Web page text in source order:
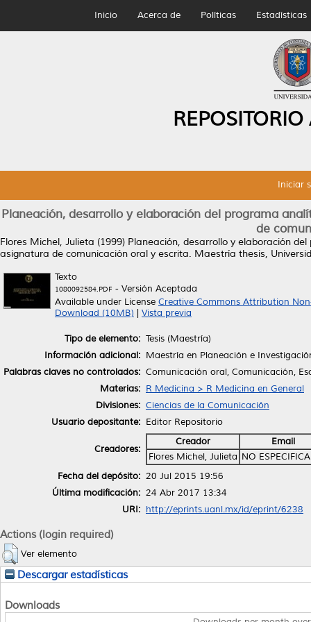
Inicio Acerca de Políticas Estadísticas
Iniciar
Planeación, desarrollo y elaboración del programa
de
Flores Michel, Julieta (1999) Planeación, desarrollo y elaboración
asignatura de comunicación oral y escrita. Maestría thesis,
Texto
1080092584.PDF - Versión Aceptada
Available under License Creative Commons Attribution
Download (10MB)
Vista previa
Tipo de elemento: Tesis (Maestría)
Información adicional: Maestría en Planeación e
Palabras claves no controlados: Comunicación oral, Comunicación,
Materias: R Medicina > R Medicina en General
Divisiones: Ciencias de la Comunicación
Usuario depositante: Editor Repositorio
Creadores:
Creador
Email
Flores Michel, Julieta NO
Fecha del depósito: 20 Jul 2015 19:56
Última modificación: 24 Abr 2017 13:34
URI: http://eprints.uanl.mx/id/eprint/6238
Actions (login required)
Ver elemento
Descargar estadísticas
Downloads